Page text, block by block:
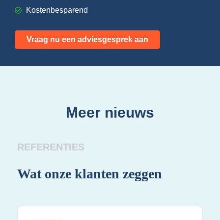
Kostenbesparend
Vraag nu een adviesgesprek aan
Meer nieuws
REFERENTIES
Wat onze klanten zeggen